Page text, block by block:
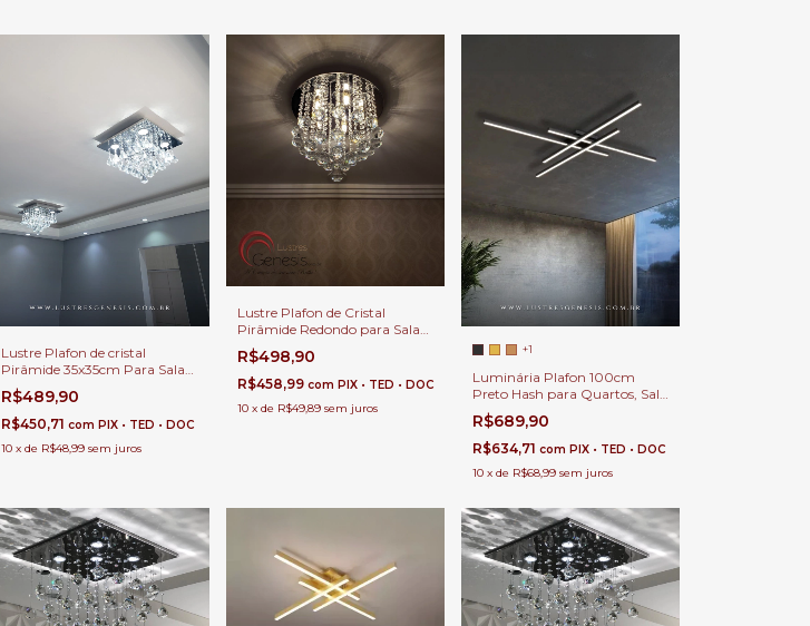
Lustre Plafon de cristal
Pirâmide 35x35cm Para Sala
de Estar, Sala de TV, Quartos,
Hall de Entrada e Escritórios.
R$489,90
R$450,71com PIX • TED • DOC
10 xde R$48,99 sem juros
Lustre Plafon de Cristal
Pirâmide Redondo para Salas
de Jantar Sala de Estar Quarto
e Hall de Entrada
R$498,90
R$458,99 com PIX • TED • DOC
10 x de R$49,89 sem juros
+1
Luminária Plafon 100cm
Preto Hash para Quartos, Sala
de Estar, Hall de Entrada,
Escritório, Lavabo e Sala de
Jantar
R$689,90
R$634,71 com PIX • TED • DOC
10 x de R$68,99 sem juros